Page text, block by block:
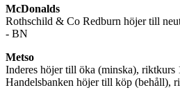
McDonalds
Rothschild & Co Redburn höjer till
- BN
Metso
Inderes höjer till öka (minska), riktkurs
Handelsbanken höjer till köp (behåll),